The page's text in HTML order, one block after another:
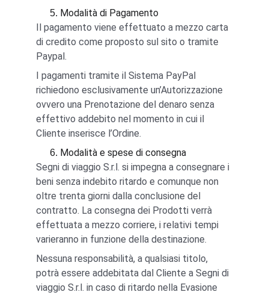
Modalità di Pagamento
Il pagamento viene effettuato a mezzo carta
di credito come proposto sul sito o tramite
Paypal.
I pagamenti tramite il Sistema PayPal
richiedono esclusivamente un’Autorizzazione
ovvero una Prenotazione del denaro senza
effettivo addebito nel momento in cui il
Cliente inserisce l’Ordine.
Modalità e spese di consegna
Segni di viaggio S.r.l. si impegna a consegnare i
beni senza indebito ritardo e comunque non
oltre trenta giorni dalla conclusione del
contratto. La consegna dei Prodotti verrà
effettuata a mezzo corriere, i relativi tempi
varieranno in funzione della destinazione.
Nessuna responsabilità, a qualsiasi titolo,
potrà essere addebitata dal Cliente a Segni di
viaggio S.r.l. in caso di ritardo nella Evasione